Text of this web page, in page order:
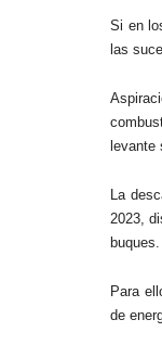
Si en
las
La
2023,
buques.
Para
de